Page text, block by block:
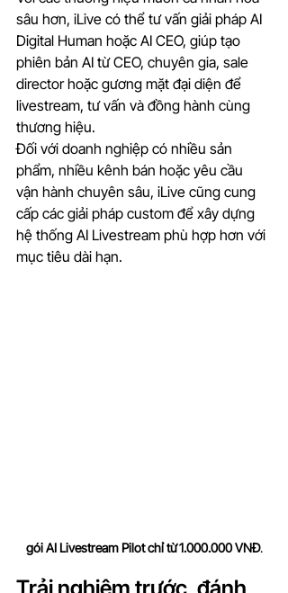
sâu hơn, iLive có thể tư vấn giải pháp AI
Digital Human hoặc AI CEO, giúp tạo
phiên bản AI từ CEO, chuyên gia, sale
director hoặc gương mặt đại diện để
livestream, tư vấn và đồng hành cùng
thương hiệu.
Đối với doanh nghiệp có nhiều sản
phẩm, nhiều kênh bán hoặc yêu cầu
vận hành chuyên sâu, iLive cũng cung
cấp các giải pháp custom để xây dựng
hệ thống AI Livestream phù hợp hơn với
mục tiêu dài hạn.
gói AI Livestream Pilot chỉ từ 1.000.000 VNĐ.